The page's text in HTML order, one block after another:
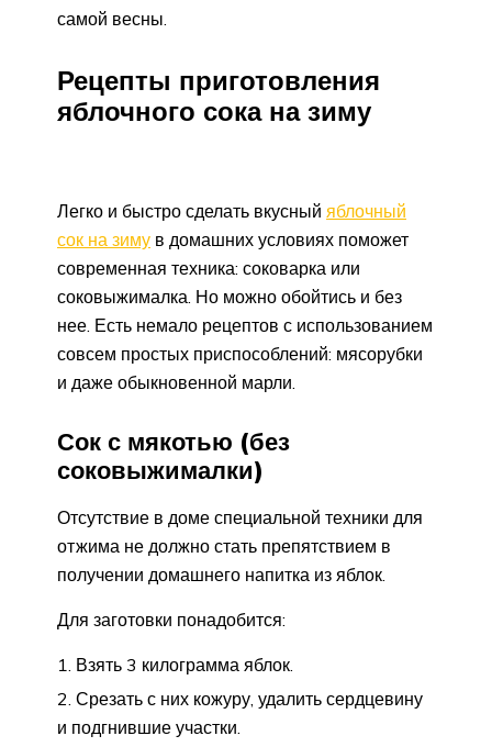
самой весны.
Рецепты приготовления
яблочного сока на зиму
Легко и быстро сделать вкусный яблочный
сок на зиму в домашних условиях поможет
современная техника: соковарка или
соковыжималка. Но можно обойтись и без
нее. Есть немало рецептов с использованием
совсем простых приспособлений: мясорубки
и даже обыкновенной марли.
Сок с мякотью (без
соковыжималки)
Отсутствие в доме специальной техники для
отжима не должно стать препятствием в
получении домашнего напитка из яблок.
Для заготовки понадобится:
Взять 3 килограмма яблок.
Срезать с них кожуру, удалить сердцевину
и подгнившие участки.